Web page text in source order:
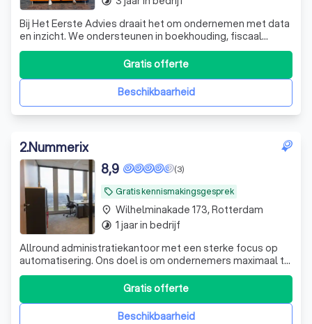
Ontdek de mogelijkheden
Hoe vind je een goede boekhouder? Volg
deze stappen
Bij Het Eerste Advies draait het om ondernemen met data
en inzicht. We ondersteunen in boekhouding, fiscaal
advies, contractbeheer, data-dashboarding en meer.
Beschikbaarheid
Gratis offerte
2.Nummerix
local_offer Gratis kennismakingsgesprek
(3)
8,9
Allround administratiekantoor met een sterke focus op
automatisering. Ons doel is om ondernemers maximaal te
ontzorgen, zodat zij zich kunnen richten op waar ze écht
goed in zijn: ondernemen. Ons kantoor wordt geleid door
ervaren professionals met een accountancyachtergrond,
aangevuld met diepgaandeBeschikbaarheid
Gratis offerte
place Wilhelminakade 173, Rotterdam
timelapse 1 jaar in bedrijf